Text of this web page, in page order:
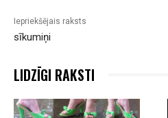
Iepriekšējais raksts
sīkumiņi
LIDZĪGI RAKSTI